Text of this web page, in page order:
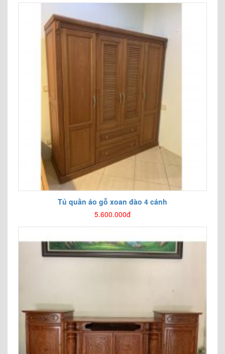
Tủ quần áo gỗ xoan đào 4 cánh
5.600.000đ